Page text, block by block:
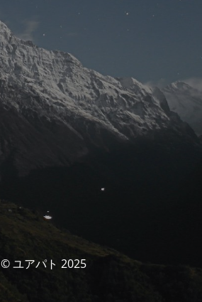
© ユアパト 2025